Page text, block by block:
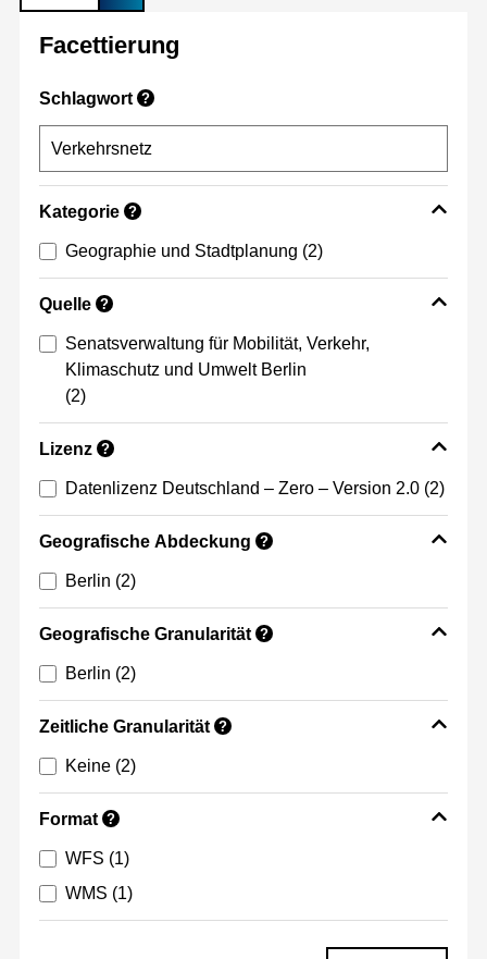
Facettierung
Schlagwort ?
Kategorie ?
Geographie und Stadtplanung (2)
Quelle ?
Senatsverwaltung für Mobilität, Verkehr,
Klimaschutz und Umwelt Berlin
(2)
Lizenz ?
Datenlizenz Deutschland – Zero – Version 2.0 (2)
Geografische Abdeckung ?
Berlin (2)
Geografische Granularität ?
Berlin (2)
Zeitliche Granularität ?
Keine (2)
Format ?
WFS (1)
WMS (1)